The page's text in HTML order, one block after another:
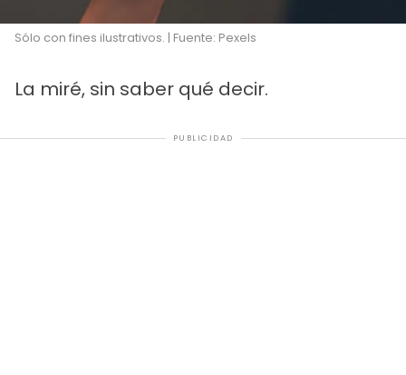
Sólo con fines ilustrativos. | Fuente: Pexels
La miré, sin saber qué decir.
PUBLICIDAD